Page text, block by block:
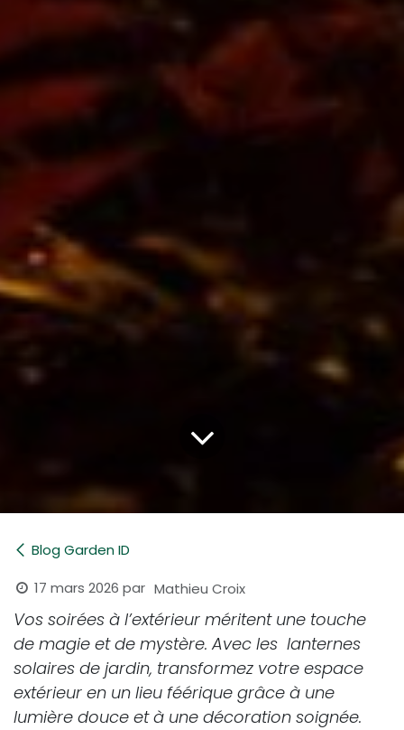
Blog Garden ID
17 mars 2026 par Mathieu Croix
Vos soirées à l’extérieur méritent une touche
de magie et de mystère. Avec les lanternes
solaires de jardin, transformez votre espace
extérieur en un lieu féérique grâce à une
lumière douce et à une décoration soignée.